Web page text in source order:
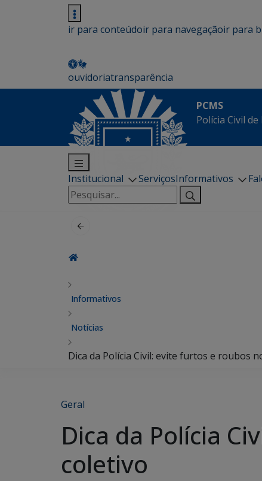
ir para conteúdoir para navegaçãoir para
ouvidoriatransparência
PCMS
Polícia Civil
Institucional ServiçosInformativos
Pesquisar
por:
Informativos
Notícias
Dica da Polícia Civil: evite furtos e roubos
Geral
Dica da Polícia
coletivo